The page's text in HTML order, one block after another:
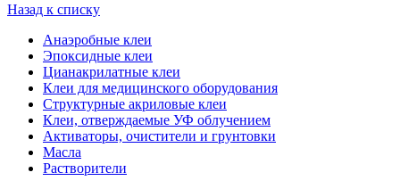
Назад к списку
Анаэробные клеи
Эпоксидные клеи
Цианакрилатные клеи
Клеи для медицинского оборудования
Структурные акриловые клеи
Клеи, отверждаемые УФ облучением
Активаторы, очистители и грунтовки
Масла
Растворители